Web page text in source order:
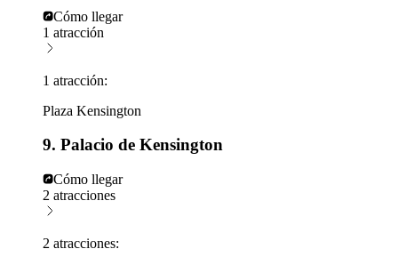
Cómo llegar
1 atracción
1 atracción:
Plaza Kensington
9. Palacio de Kensington
Cómo llegar
2 atracciones
2 atracciones: